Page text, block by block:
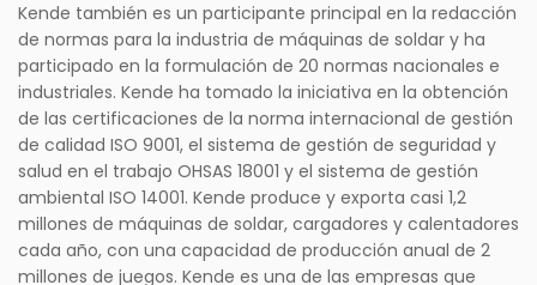
Kende también es un participante principal en la redacción
de normas para la industria de máquinas de soldar y ha
participado en la formulación de 20 normas nacionales e
industriales. Kende ha tomado la iniciativa en la obtención
de las certificaciones de la norma internacional de gestión
de calidad ISO 9001, el sistema de gestión de seguridad y
salud en el trabajo OHSAS 18001 y el sistema de gestión
ambiental ISO 14001. Kende produce y exporta casi 1,2
millones de máquinas de soldar, cargadores y calentadores
cada año, con una capacidad de producción anual de 2
millones de juegos. Kende es una de las empresas que